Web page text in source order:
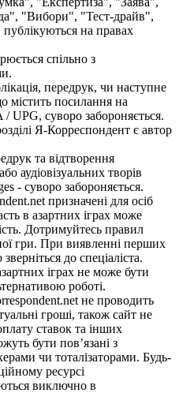
"Вибори", "Тест-драйв",
на правах
спільно з
передрук, чи наступне
містить посилання на
UPG, суворо забороняється.
Я-Корреспондент є автор
та відтворення
аудіовізуальних творів
- суворо забороняється.
призначені для осіб
в азартних іграх може
Дотримуйтесь правил
гри. При виявленні перших
до спеціаліста.
іграх не може бути
роботі.
не проводить
гроші, також сайт не
ставок та інших
бути пов’язані з
чи тоталізаторами. Будь-
ресурсі
виключно в